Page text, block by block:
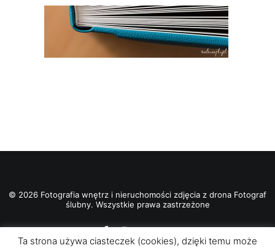
© 2026 Fotografia wnętrz i nieruchomości zdjęcia z drona Fotograf
ślubny. Wszystkie prawa zastrzeżone
Ta strona używa ciasteczek (cookies), dzięki temu może